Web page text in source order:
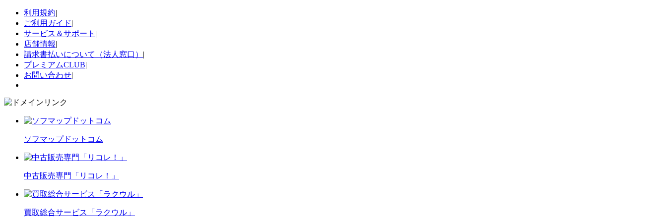
利用規約|
ご利用ガイド|
サービス＆サポート |
店舗情報|
請求書払いについて（法人窓口） |
プレミアムCLUB|
お問い合わせ|
ソフマップドットコム
中古販売専門「リコレ！」
買取総合サービス「ラクウル」